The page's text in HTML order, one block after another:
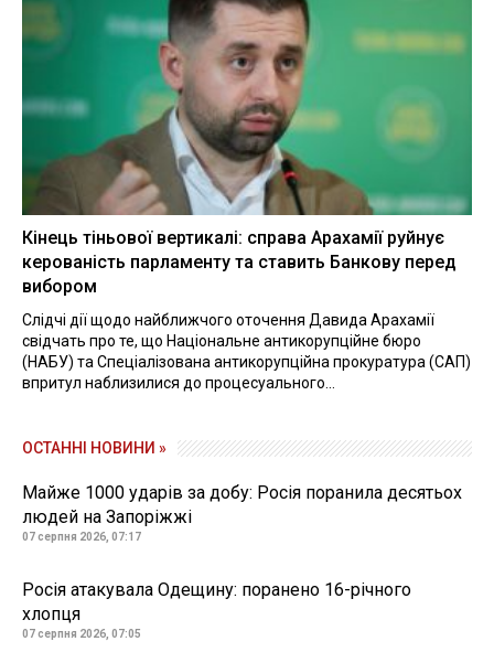
Кінець тіньової вертикалі: справа Арахамії руйнує
керованість парламенту та ставить Банкову перед
вибором
Слідчі дії щодо найближчого оточення Давида Арахамії
свідчать про те, що Національне антикорупційне бюро
(НАБУ) та Спеціалізована антикорупційна прокуратура (САП)
впритул наблизилися до процесуального...
ОСТАННІ НОВИНИ »
Майже 1000 ударів за добу: Росія поранила десятьох
людей на Запоріжжі
07 серпня 2026, 07:17
Росія атакувала Одещину: поранено 16-річного
хлопця
07 серпня 2026, 07:05